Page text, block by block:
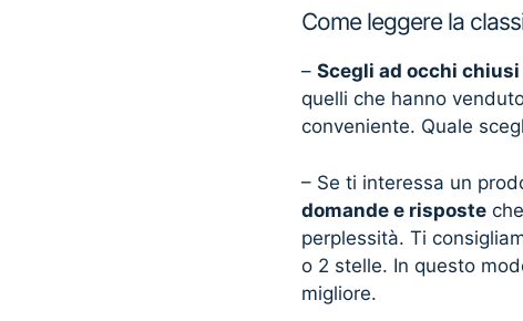
Come leggere la
– Scegli ad occhi
quelli che hanno
conveniente. Quale
– Se ti interessa un
domande e risposte
perplessità. Ti
o 2 stelle. In questo
migliore.